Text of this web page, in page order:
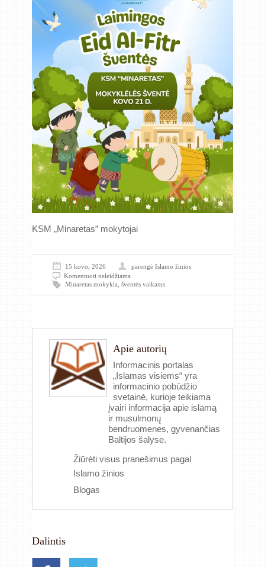
KSM „Minaretas” mokytojai
15 kovo, 2026 parengė Islamo žinios
Komentuoti neleidžiama
Minaretas mokykla šventės vaikams
Apie autorių
Informacinis portalas
„Islamas visiems“ yra
informacinio pobūdžio
svetainė, kurioje teikiama
įvairi informacija apie islamą
ir musulmonų
bendruomenes, gyvenančias
Baltijos šalyse.
Žiūrėti visus pranešimus pagal
Islamo žinios
Blogas
Dalintis